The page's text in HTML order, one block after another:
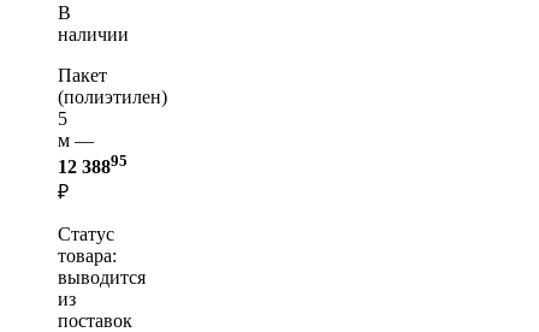
В
наличии
Пакет
(полиэтилен)
5
м —
12 38895
₽
Статус
товара:
выводится
из
поставок